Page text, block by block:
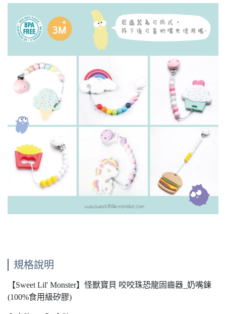
規格說明
【Sweet Lil' Monster】怪獸寶貝 咬咬珠恐龍固齒器_奶嘴鍊
(100%食用級矽膠)